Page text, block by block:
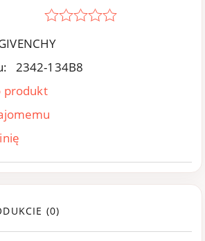
2342-134B8
produkt
(0)